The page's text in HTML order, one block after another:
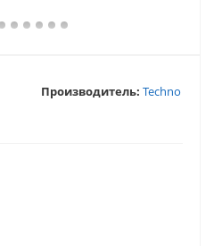
Производитель: Techno